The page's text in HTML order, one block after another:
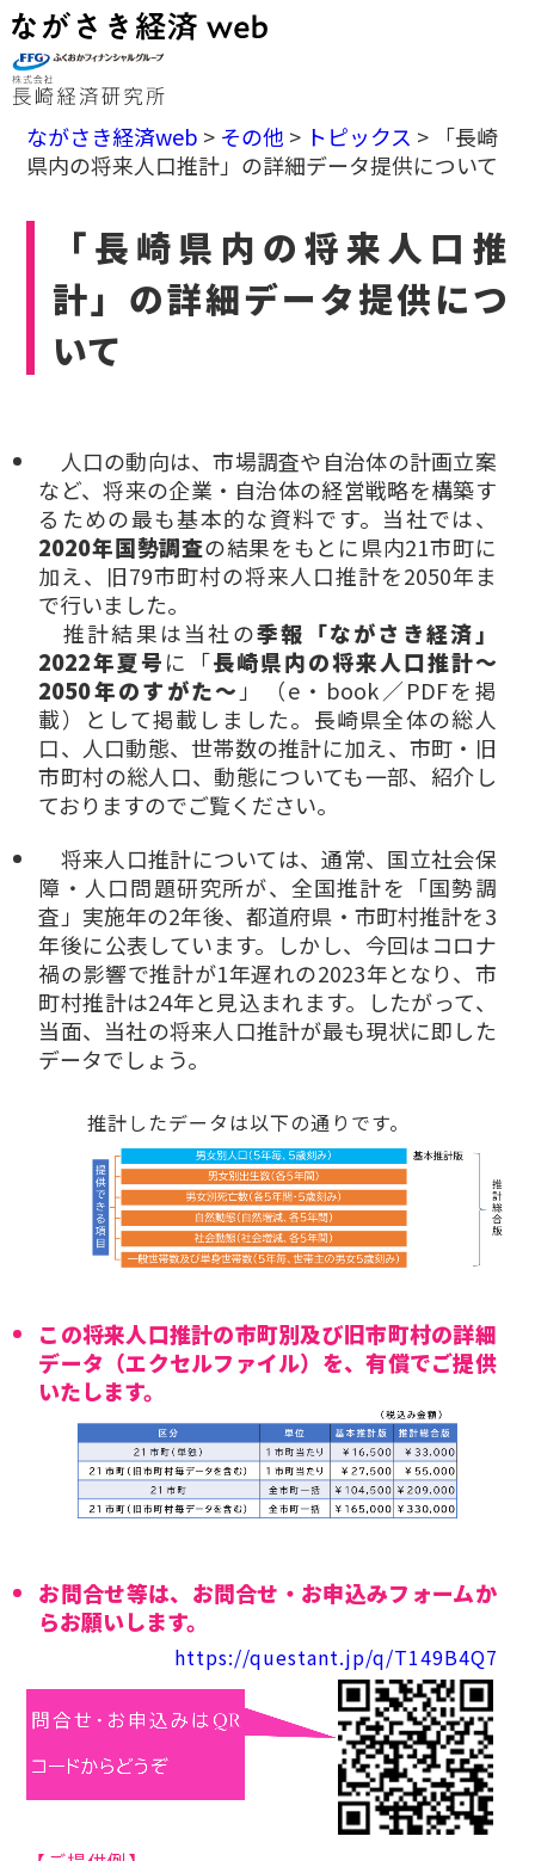
ながさき経済web > その他 > トピックス > 「長崎
県内の将来人口推計」の詳細データ提供について
「長崎県内の将来人口推
計」の詳細データ提供につ
いて
人口の動向は、市場調査や自治体の計画立案
など、将来の企業・自治体の経営戦略を構築す
るための最も基本的な資料です。当社では、
2020年国勢調査の結果をもとに県内21市町に
加え、旧79市町村の将来人口推計を2050年ま
で行いました。
推計結果は当社の季報「ながさき経済」
2022年夏号に「長崎県内の将来人口推計～
2050年のすがた～ 」（e・book／PDFを掲
載）として掲載しました。長崎県全体の総人
口、人口動態、世帯数の推計に加え、市町・旧
市町村の総人口、動態についても一部、紹介し
ておりますのでご覧ください。
将来人口推計については、通常、国立社会保
障・人口問題研究所が、全国推計を「国勢調
査」実施年の2年後、都道府県・市町村推計を3
年後に公表しています。しかし、今回はコロナ
禍の影響で推計が1年遅れの2023年となり、市
町村推計は24年と見込まれます。したがって、
当面、当社の将来人口推計が最も現状に即した
データでしょう。
推計したデータは以下の通りです。
この将来人口推計の市町別及び旧市町村の詳細
データ（エクセルファイル）を、有償でご提供
いたします。
お問合せ等は、お問合せ・お申込みフォームか
らお願いします。
https://questant.jp/q/T149B4Q7